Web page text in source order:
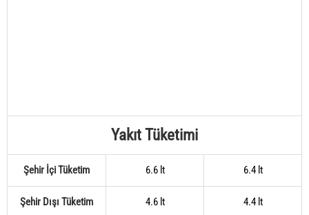
Yakıt Tüketimi
Şehir İçi Tüketim 6.6 lt 6.4 lt
Şehir Dışı Tüketim 4.6 lt 4.4 lt